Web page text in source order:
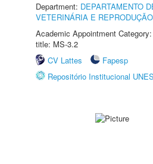
Department: DEPARTAMENTO
VETERINÁRIA E
Academic Appointment
title: MS-3.2
CV Lattes
Fapesp
Repositório Institucional